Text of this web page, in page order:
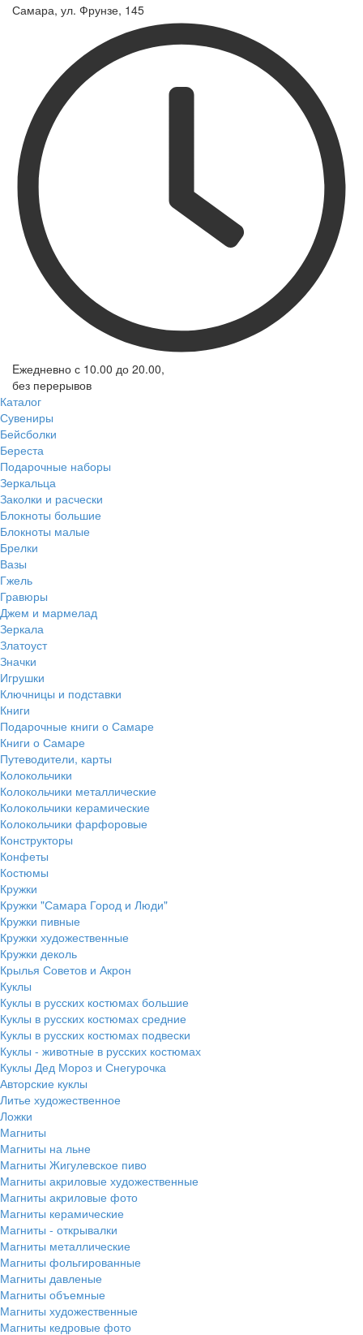
Самара, ул. Фрунзе, 145
Eжедневно с 10.00 до 20.00,
без перерывов
Каталог
Сувениры
Бейсболки
Береста
Подарочные наборы
Зеркальца
Заколки и расчески
Блокноты большие
Блокноты малые
Брелки
Вазы
Гжель
Гравюры
Джем и мармелад
Зеркала
Златоуст
Значки
Игрушки
Ключницы и подставки
Книги
Подарочные книги о Самаре
Книги о Самаре
Путеводители, карты
Колокольчики
Колокольчики металлические
Колокольчики керамические
Колокольчики фарфоровые
Конструкторы
Конфеты
Костюмы
Кружки
Кружки "Самара Город и Люди"
Кружки пивные
Кружки художественные
Кружки деколь
Крылья Советов и Акрон
Куклы
Куклы в русских костюмах большие
Куклы в русских костюмах средние
Куклы в русских костюмах подвески
Куклы - животные в русских костюмах
Куклы Дед Мороз и Снегурочка
Авторские куклы
Литье художественное
Ложки
Магниты
Магниты на льне
Магниты Жигулевское пиво
Магниты акриловые художественные
Магниты акриловые фото
Магниты керамические
Магниты - открывалки
Магниты металлические
Магниты фольгированные
Магниты давленые
Магниты объемные
Магниты художественные
Магниты кедровые фото